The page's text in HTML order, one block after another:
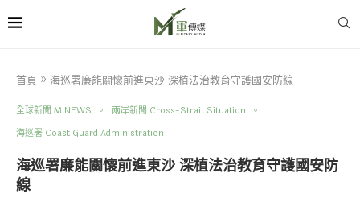
首頁 » 海巡署廉能關懷前進東沙 深植法治教育守護國安防線
全球新聞 M.NEWS
兩岸新聞 Cross-Strait Situation
海巡署 Coast Guard Administration
海巡署廉能關懷前進東沙 深植法治教育守護國安防
線